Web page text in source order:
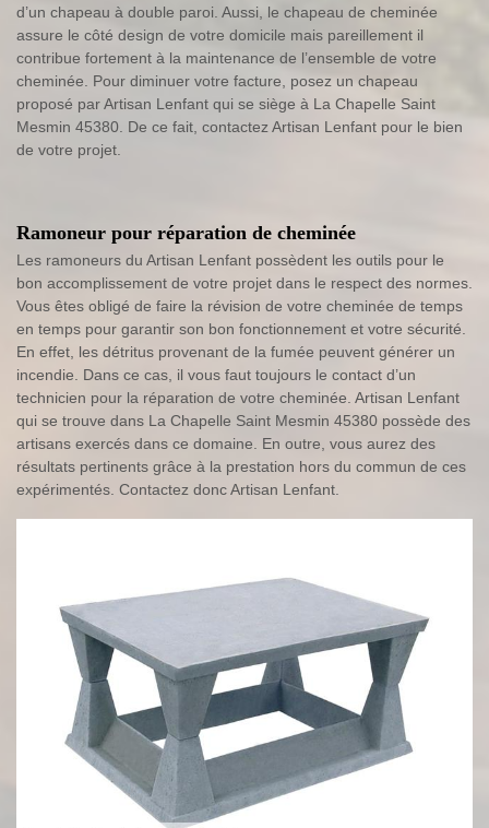
d’un chapeau à double paroi. Aussi, le chapeau de cheminée
assure le côté design de votre domicile mais pareillement il
contribue fortement à la maintenance de l’ensemble de votre
cheminée. Pour diminuer votre facture, posez un chapeau
proposé par Artisan Lenfant qui se siège à La Chapelle Saint
Mesmin 45380. De ce fait, contactez Artisan Lenfant pour le bien
de votre projet.
Ramoneur pour réparation de cheminée
Les ramoneurs du Artisan Lenfant possèdent les outils pour le
bon accomplissement de votre projet dans le respect des normes.
Vous êtes obligé de faire la révision de votre cheminée de temps
en temps pour garantir son bon fonctionnement et votre sécurité.
En effet, les détritus provenant de la fumée peuvent générer un
incendie. Dans ce cas, il vous faut toujours le contact d’un
technicien pour la réparation de votre cheminée. Artisan Lenfant
qui se trouve dans La Chapelle Saint Mesmin 45380 possède des
artisans exercés dans ce domaine. En outre, vous aurez des
résultats pertinents grâce à la prestation hors du commun de ces
expérimentés. Contactez donc Artisan Lenfant.